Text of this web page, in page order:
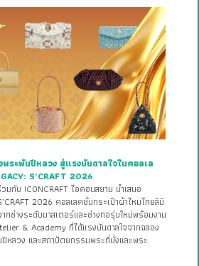
พระพันปีหลวง สู่แรงบันดาลใจในคอลเล
S’CRAFT 2026
มกับ ICONCRAFT ไอคอนสยาม นำเสนอ
2026 คอลเลคชั่นกระเป๋าผ้าไหมไทยลิมิ
ช่างระดับมาสเตอร์และช่างทอรุ่นใหม่พร้อมงาน
& Academy ที่ได้แรงบันดาลใจจากฉลอง
หลวง และสถาปัตยกรรมพระที่นั่งและพระ